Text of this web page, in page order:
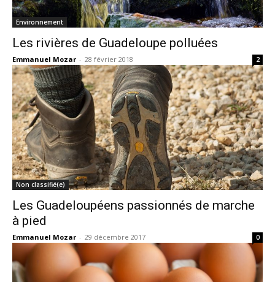
Environnement
Les rivières de Guadeloupe polluées
Emmanuel Mozar - 28 février 2018 2
Non classifié(e)
Les Guadeloupéens passionnés de marche
à pied
Emmanuel Mozar - 29 décembre 2017 0